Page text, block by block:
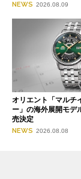
NEWS 2026.08.09
オリエント「マルチ
ー」の海外展開モデ
売決定
NEWS 2026.08.08